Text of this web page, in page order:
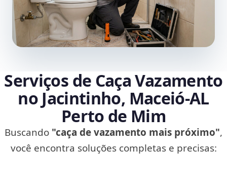
Serviços de Caça Vazamento
no Jacintinho, Maceió‑AL
Perto de Mim
Buscando "caça de vazamento mais próximo",
você encontra soluções completas e precisas: